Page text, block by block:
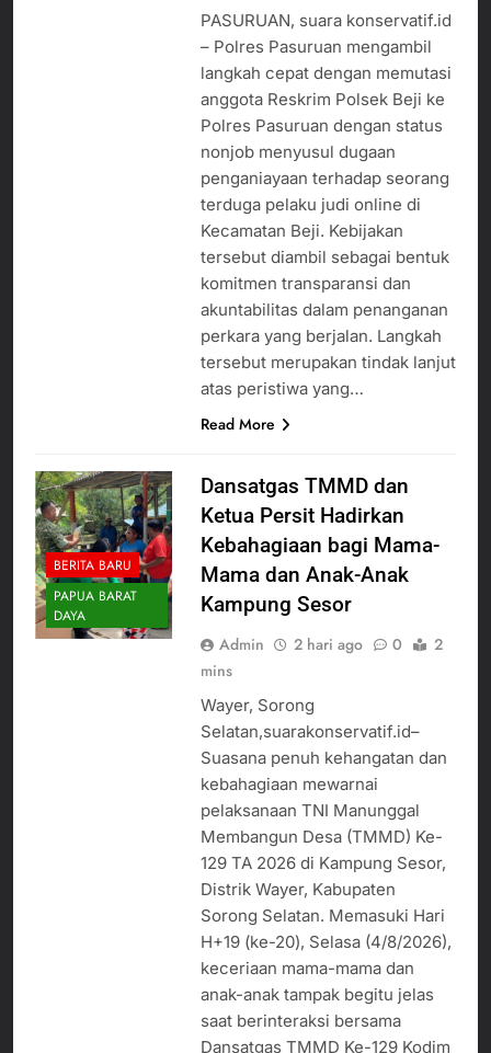
PASURUAN, suara konservatif.id
– Polres Pasuruan mengambil
langkah cepat dengan memutasi
anggota Reskrim Polsek Beji ke
Polres Pasuruan dengan status
nonjob menyusul dugaan
penganiayaan terhadap seorang
terduga pelaku judi online di
Kecamatan Beji. Kebijakan
tersebut diambil sebagai bentuk
komitmen transparansi dan
akuntabilitas dalam penanganan
perkara yang berjalan. Langkah
tersebut merupakan tindak lanjut
atas peristiwa yang…
Read More
BERITA BARU
PAPUA BARAT
DAYA
Dansatgas TMMD dan
Ketua Persit Hadirkan
Kebahagiaan bagi Mama-
Mama dan Anak-Anak
Kampung Sesor
Admin 2 hari ago 0
2
mins
Wayer, Sorong
Selatan,suarakonservatif.id–
Suasana penuh kehangatan dan
kebahagiaan mewarnai
pelaksanaan TNI Manunggal
Membangun Desa (TMMD) Ke-
129 TA 2026 di Kampung Sesor,
Distrik Wayer, Kabupaten
Sorong Selatan. Memasuki Hari
H+19 (ke-20), Selasa (4/8/2026),
keceriaan mama-mama dan
anak-anak tampak begitu jelas
saat berinteraksi bersama
Dansatgas TMMD Ke-129 Kodim